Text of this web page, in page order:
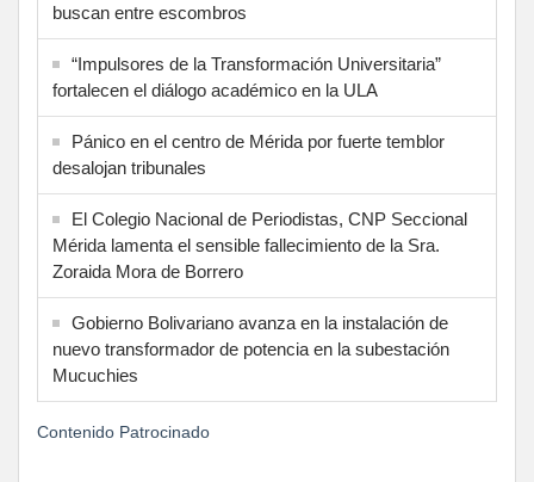
buscan entre escombros
“Impulsores de la Transformación Universitaria”
fortalecen el diálogo académico en la ULA
Pánico en el centro de Mérida por fuerte temblor
desalojan tribunales
El Colegio Nacional de Periodistas, CNP Seccional
Mérida lamenta el sensible fallecimiento de la Sra.
Zoraida Mora de Borrero
Gobierno Bolivariano avanza en la instalación de
nuevo transformador de potencia en la subestación
Mucuchies
Contenido Patrocinado